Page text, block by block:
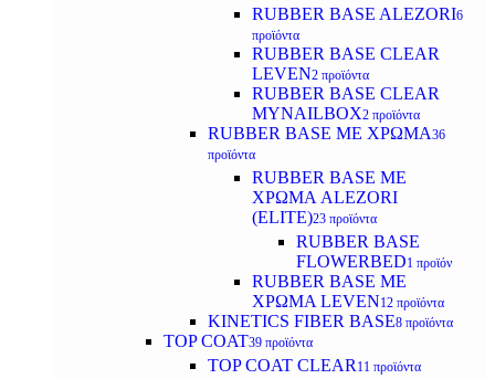
RUBBER BASE ALEZORI6
προϊόντα
RUBBER BASE CLEAR
LEVEN2 προϊόντα
RUBBER BASE CLEAR
MYNAILBOX2 προϊόντα
RUBBER BASE ΜΕ ΧΡΩΜΑ36
προϊόντα
RUBBER BASE ΜΕ
ΧΡΩΜΑ ALEZORI
(ELITE)23 προϊόντα
RUBBER BASE
FLOWERBED1 προϊόν
RUBBER BASE ΜΕ
ΧΡΩΜΑ LEVEN12 προϊόντα
KINETICS FIBER BASE8 προϊόντα
TOP COAT39 προϊόντα
TOP COAT CLEAR 11 προϊόντα